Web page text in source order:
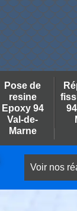
Pose de
resine
Epoxy 94
Val-de-
Marne
Voir nos